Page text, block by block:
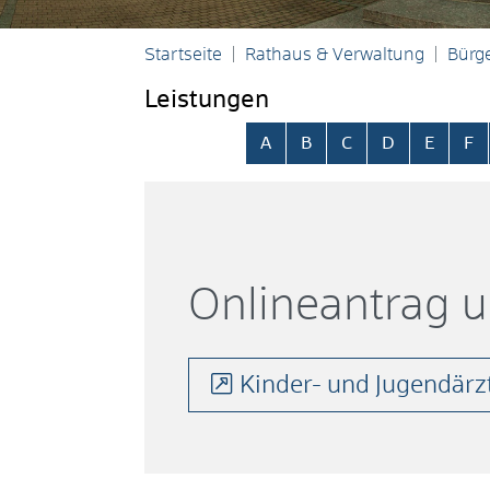
Startseite Rathaus & Verwaltung
Leistungen
Alphabetisches Register
A B C D E F
Onlineantrag
Kinder- und